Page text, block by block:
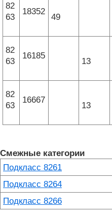
82
63
18352
49
82
63
16185
13
82
63
16667
13
Смежные категории
Подкласс 8261
Подкласс 8264
Подкласс 8266